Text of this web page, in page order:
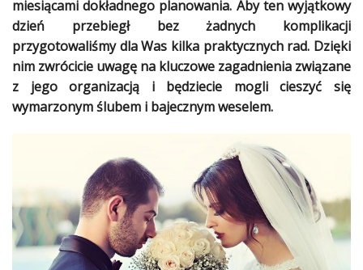
Przepisy
kulinarne
Kobiece
Wyznania
&
Wesele
miesiącami dokładnego planowania. Aby ten wyjątkowy
dzień przebiegł bez żadnych komplikacji
przygotowaliśmy dla Was kilka praktycznych rad. Dzięki
nim zwrócicie uwagę na kluczowe zagadnienia związane
z jego organizacją i będziecie mogli cieszyć się
wymarzonymślubem i bajecznymweselem.